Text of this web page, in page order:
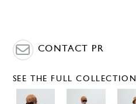
CONTACT PR
SEE THE FULL COLLECTION